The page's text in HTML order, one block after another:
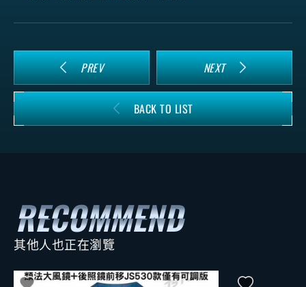
PREV NEXT
BACK TO LIST
其他人也正在瀏覽